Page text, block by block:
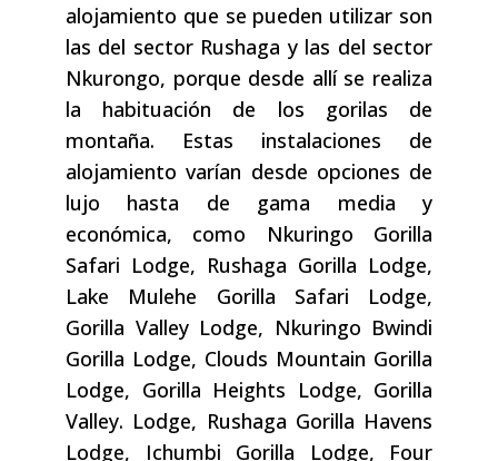
alojamiento que se pueden utilizar son
las del sector Rushaga y las del sector
Nkurongo, porque desde allí se realiza
la habituación de los gorilas de
montaña. Estas instalaciones de
alojamiento varían desde opciones de
lujo hasta de gama media y
económica, como Nkuringo Gorilla
Safari Lodge, Rushaga Gorilla Lodge,
Lake Mulehe Gorilla Safari Lodge,
Gorilla Valley Lodge, Nkuringo Bwindi
Gorilla Lodge, Clouds Mountain Gorilla
Lodge, Gorilla Heights Lodge, Gorilla
Valley. Lodge, Rushaga Gorilla Havens
Lodge, Ichumbi Gorilla Lodge, Four